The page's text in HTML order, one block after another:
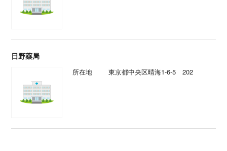
日野薬局
所在地 東京都中央区晴海1-6-5 202